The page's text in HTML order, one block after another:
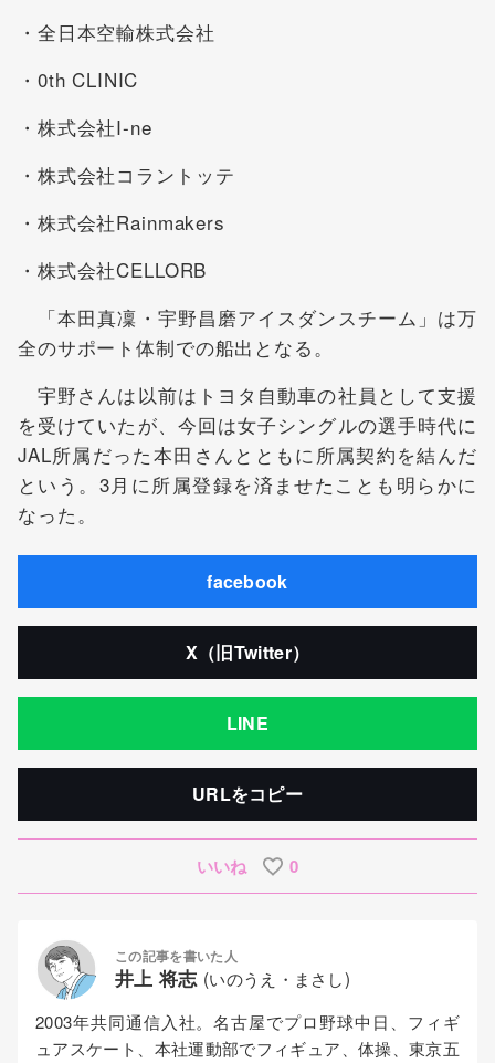
・全日本空輸株式会社
・0th CLINIC
・株式会社I-ne
・株式会社コラントッテ
・株式会社Rainmakers
・株式会社CELLORB
「本田真凜・宇野昌磨アイスダンスチーム」は万
全のサポート体制での船出となる。
宇野さんは以前はトヨタ自動車の社員として支援
を受けていたが、今回は女子シングルの選手時代に
JAL所属だった本田さんとともに所属契約を結んだ
という。3月に所属登録を済ませたことも明らかに
なった。
facebook
X（旧Twitter）
LINE
URLをコピー
いいね 0
この記事を書いた人
井上 将志 (いのうえ・まさし)
2003年共同通信入社。名古屋でプロ野球中日、フィギ
ュアスケート、本社運動部でフィギュア、体操、東京五